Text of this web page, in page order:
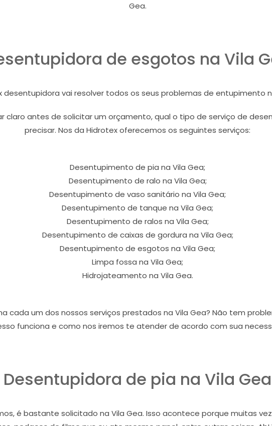
Gea.
de esgotos na Vila
desentupidora vai resolver todos os seus problemas de entupimento
claro antes de solicitar um orçamento, qual o tipo de serviço de
precisar. Nos da Hidrotex oferecemos os seguintes serviços:
Desentupimento de pia na Vila Gea;
Desentupimento de ralo na Vila Gea;
Desentupimento de vaso sanitário na Vila Gea;
Desentupimento de tanque na Vila Gea;
Desentupimento de ralos na Vila Gea;
Desentupimento de caixas de gordura na Vila Gea;
Desentupimento de esgotos na Vila Gea;
Limpa fossa na Vila Gea;
Hidrojateamento na Vila Gea.
cada um dos nossos serviços prestados na Vila Gea? Não tem
funciona e como nos iremos te atender de acordo com sua
Desentupidora de pia na Vila Gea
é bastante solicitado na Vila Gea. Isso acontece porque muitas